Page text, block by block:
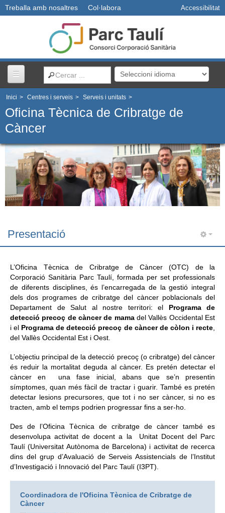
Accessibilitat
Col·labora
Treballa amb nosaltres
Centres i serveis
Usuaris
Professionals
Docència
Informació corporativa
Àrea personal
Seu electrònica
Com arribar i contacte
Col·labora
Inici > Centres i serveis > Serveis i unitats >
Oficina Tècnica de Cribratge de
Càncer
Presentació
L’Oficina Tècnica de Cribratge de Càncer (OTC) de la
Corporació Sanitària Parc Taulí, formada per set professionals
de diferents disciplines, és l’encarregada de la gestió integral
dels dos programes de cribratge del càncer poblacionals del
Departament de Salut al nostre territori: el Programa de
detecció precoç de càncer de mamadel Vallès Occidental Est
i el Programa de detecció precoç de càncer de còlon i recte
del Vallès Occidental Est i Oest.
L’objectiu principal de la detecció precoç (o cribratge) del càncer
és reduir la mortalitat deguda al càncer. Es pretén detectar el
càncer en una fase inicial, abans que se’n presentin
símptomes, quan més fàcil de tractar i guarir. També es pretén
detectar lesions precursores, que tot i no ser càncer, si no es
tracten, amb el temps podrien progressar fins a ser-ho.
Des de l’Oficina Tècnica de cribratge de càncer també es
desenvolupa activitat de docent a la Unitat Docent del Parc
Taulí (Universitat Autònoma de Barcelona) i activitat de recerca
dins del grup d’Avaluació de Serveis Assistencials de l’Institut
d’Investigació i Innovació del Parc Taulí (I3PT).
Coordinadora de l'Oficina Tècnica de Cribratge de
Càncer